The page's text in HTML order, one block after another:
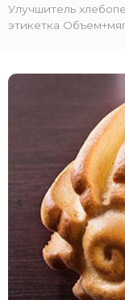
Улучшитель
этикетка